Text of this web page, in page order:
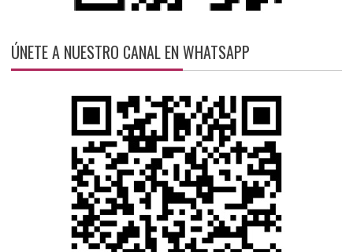
ÚNETE A NUESTRO CANAL EN WHATSAPP